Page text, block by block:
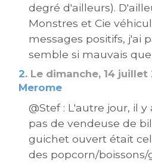
degré d'ailleurs).
Monstres et Cie
messages positifs, j'ai
semble si mauvais
2.Le dimanche, 14 juillet
Merome
@Stef : L'autre jour, il
pas de vendeuse de
guichet ouvert était
des popcorn/boissons/